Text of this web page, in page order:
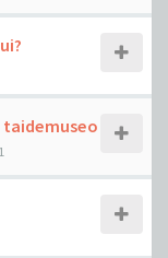
taidemuseo